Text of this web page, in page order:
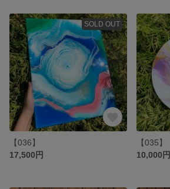
SOLD OUT
【036】
17,500円
【035】
10,000円